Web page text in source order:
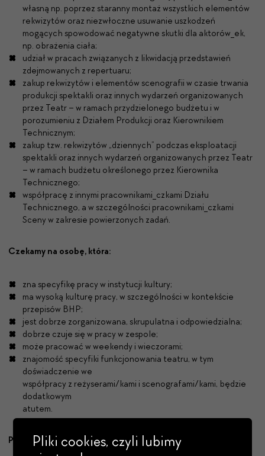
własną np. poprzez staranny montaż wszystkich elementów
rekwizytów oraz niezwłoczne usuwanie uszkodzeń
mogących spowodować negatywne skutki dla aktorów_ek,
np. obrażenia ciała;
udział w pracach związanych z likwidacją przedstawień
zdejmowanych z repertuaru;
zakup rekwizytów i elementów scenografii w czasie trwania
produkcji spektakli oraz innych wydarzeń organizowanych
przez Teatr – w ramach przydzielonego budżetu i w
porozumieniu z Działem Produkcji oraz Kierownikiem
Technicznym;
zakup tzw. rekwizytów „dziennych” podczas eksploatacji
spektakli oraz innych wydarzeń organizowanych przez Teatr
– w ramach budżetu określonego przez Kierownika
Technicznego;
współpracę z innymi pracownikami_czkami Działu
Technicznego, a w szczególności pracownikami_czkami
Sceny w zakresie powierzonych zadań.
Czekamy na osobę, która:
zna specyfikę pracy w instytucji kultury;
ma wysoką kulturę pracy, w szczególności w kontekście
przepisów BHP;
jest dobrze zorganizowana, skrupulatna i odpowiedzialna;
dobrze czuje się w pracy w zespole;
może pracować w weekendy i wieczorami;
znajomość specyfiki funkcjonowania teatru, w tym
doświadczenie we
współpracy z reżyserami/kami i scenografami/kami, będzie
dodatkowym
atutem.
Proponujemy:
Pliki cookies, czyli lubimy